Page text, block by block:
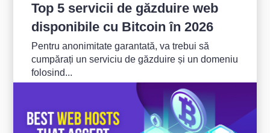
Top 5 servicii de găzduire web
disponibile cu Bitcoin în 2026
Pentru anonimitate garantată, va trebui să
cumpărați un serviciu de găzduire și un domeniu
folosind...